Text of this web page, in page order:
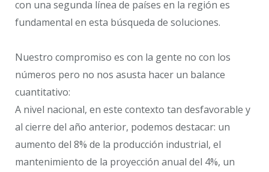
con una segunda línea de países en la región es
fundamental en esta búsqueda de soluciones.
Nuestro compromiso es con la gente no con los
números pero no nos asusta hacer un balance
cuantitativo:
A nivel nacional, en este contexto tan desfavorable y
al cierre del año anterior, podemos destacar: un
aumento del 8% de la producción industrial, el
mantenimiento de la proyección anual del 4%, un